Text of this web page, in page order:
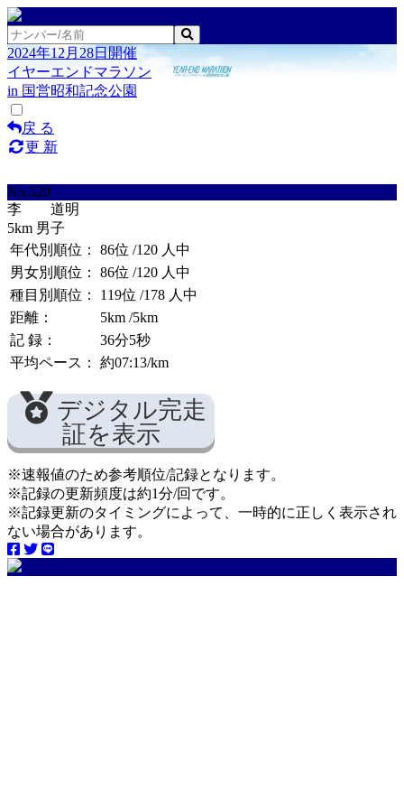
2024年12月28日開催
イヤーエンドマラソン
in 国営昭和記念公園
戻 る
更 新
No.520
李 道明
5km 男子
年代別順位：
86位 /120 人中
男女別順位：
86位 /120 人中
種目別順位：
119位 /178 人中
距離：
5km /5km
記 録：
36分5秒
平均ペース：
約07:13/km
デジタル完走
証を表示
※速報値のため参考順位/記録となります。
※記録の更新頻度は約1分/回です。
※記録更新のタイミングによって、一時的に正しく表示され
ない場合があります。